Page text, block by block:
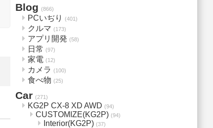
Blog (866)
PCいぢり (401)
クルマ (173)
アプリ開発 (58)
日常 (97)
家電 (12)
カメラ (100)
食べ物 (25)
Car (271)
KG2P CX-8 XD AWD (94)
CUSTOMIZE(KG2P) (94)
Interior(KG2P) (37)